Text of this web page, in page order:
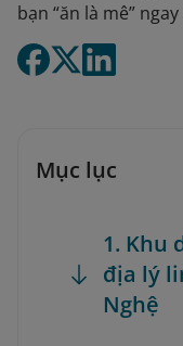
bạn “ăn là mê”
Mục lục
1. Khu
địa lý
Nghệ